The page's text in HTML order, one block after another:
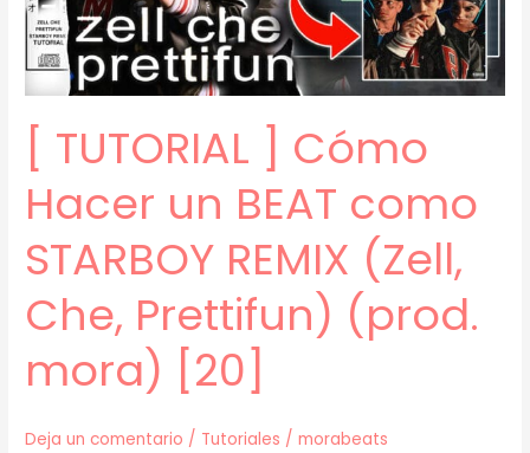
CHE,
PRETTIFUN
[TUTORIAL]
(prod.
mora)
[ TUTORIAL ] Cómo
Hacer un BEAT como
STARBOY REMIX (Zell,
Che, Prettifun) (prod.
mora) [20]
Deja un comentario / Tutoriales /morabeats